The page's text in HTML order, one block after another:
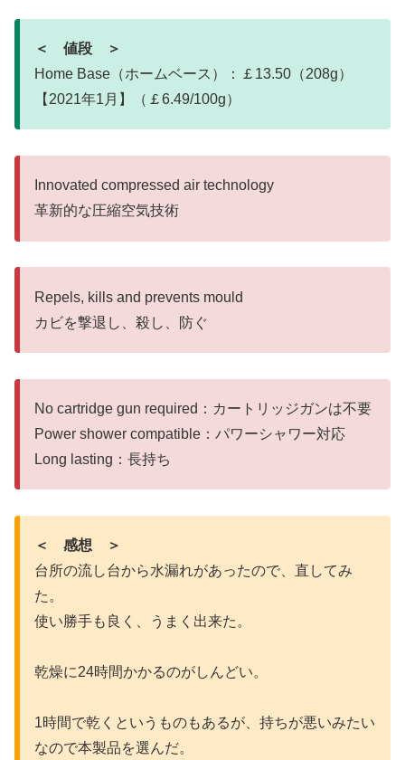
＜ 値段 ＞
Home Base（ホームベース）：￡13.50（208g）
【2021年1月】（￡6.49/100g）
Innovated compressed air technology
革新的な圧縮空気技術
Repels, kills and prevents mould
カビを撃退し、殺し、防ぐ
No cartridge gun required：カートリッジガンは不要
Power shower compatible：パワーシャワー対応
Long lasting：長持ち
＜ 感想 ＞
台所の流し台から水漏れがあったので、直してみ
た。
使い勝手も良く、うまく出来た。
乾燥に24時間かかるのがしんどい。
1時間で乾くというものもあるが、持ちが悪いみたい
なので本製品を選んだ。